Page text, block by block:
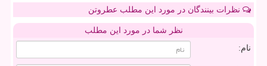
نظرات بینندگان در مورد این مطلب عطروتن
نظر شما در مورد این مطلب
نام: